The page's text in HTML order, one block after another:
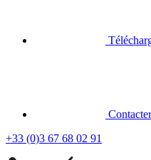
+33 (0)3 67 68 02 91